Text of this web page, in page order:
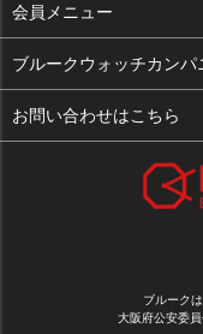
よくある質問
支払い・送料
お客様の声
会員メニュー
ログイン
お気に入り
ブルークウォッチカンパ
会社概要
お問い合わせはこちら
ブルーク
大阪府公安委